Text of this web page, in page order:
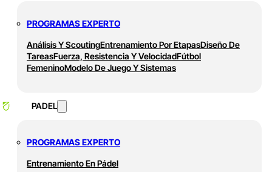
PROGRAMAS EXPERTO
Análisis Y ScoutingEntrenamiento Por EtapasDiseño De
TareasFuerza, Resistencia Y VelocidadFútbol
FemeninoModelo De Juego Y Sistemas
PADEL
PROGRAMAS EXPERTO
Entrenamiento En Pádel